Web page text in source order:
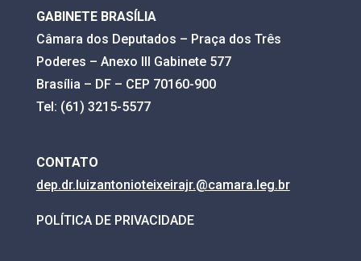
GABINETE BRASÍLIA
Câmara dos Deputados – Praça dos Três
Poderes – Anexo III Gabinete 577
Brasília – DF – CEP 70160-900
Tel: (61) 3215-5577
CONTATO
dep.dr.luizantonioteixeirajr.@camara.leg.br
POLÍTICA DE PRIVACIDADE